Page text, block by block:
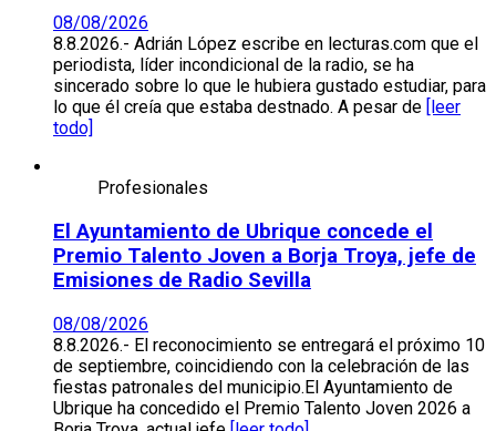
08/08/2026
8.8.2026.- Adrián López escribe en lecturas.com que el
periodista, líder incondicional de la radio, se ha
sincerado sobre lo que le hubiera gustado estudiar, para
lo que él creía que estaba destnado. A pesar de
[leer
todo]
Profesionales
El Ayuntamiento de Ubrique concede el
Premio Talento Joven a Borja Troya, jefe de
Emisiones de Radio Sevilla
08/08/2026
8.8.2026.- El reconocimiento se entregará el próximo 10
de septiembre, coincidiendo con la celebración de las
fiestas patronales del municipio.El Ayuntamiento de
Ubrique ha concedido el Premio Talento Joven 2026 a